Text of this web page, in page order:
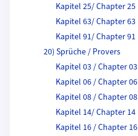
Kapitel 25/ Chapter 25
Kapitel 63/ Chapter 63
Kapitel 91/ Chapter 91
20) Sprüche / Provers
Kapitel 03 / Chapter 03
Kapitel 06 / Chapter 06
Kapitel 08 / Chapter 08
Kapitel 14/ Chapter 14
Kapitel 16 / Chapter 16